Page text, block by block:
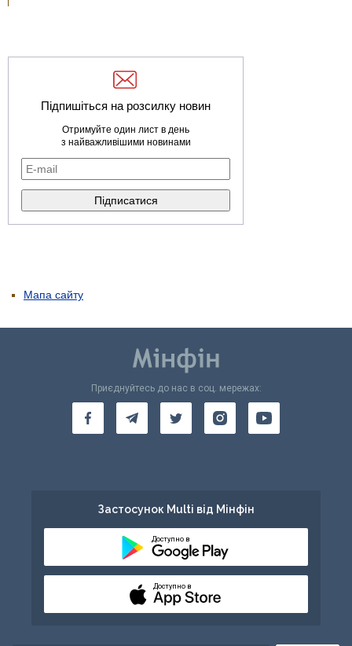
Підпишіться на розсилку новин
Отримуйте один лист в день
з найважливішими новинами
Мапа сайту
Приєднуйтесь до нас в соц. мережах:
Застосунок Multi від Мінфін
Доступно в
Доступно в